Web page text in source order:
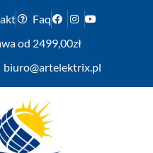
Faq
od 2499,00zł
biuro@artelektrix.pl